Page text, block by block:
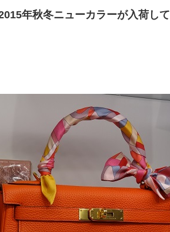
年秋冬ニューカラーが入荷し